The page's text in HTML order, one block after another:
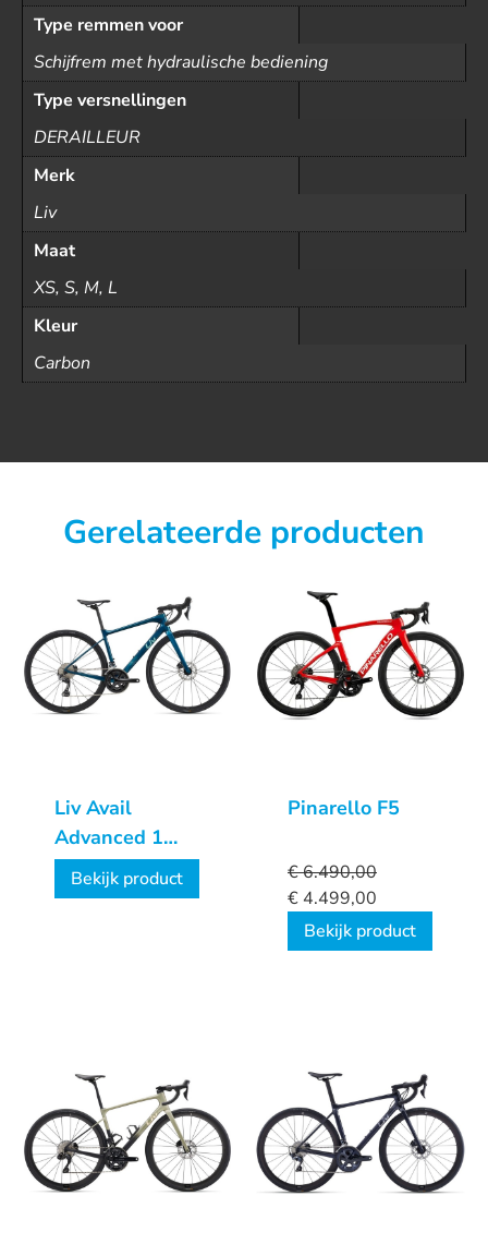
Type remmen voor
Schijfrem met hydraulische bediening
Type versnellingen
DERAILLEUR
Merk
Liv
Maat
XS, S, M, L
Kleur
Carbon
Gerelateerde producten
Liv Avail
Advanced 1
Dames
Bekijk product
Pinarello F5
€6.490,00
€ 4.499,00
Bekijk product